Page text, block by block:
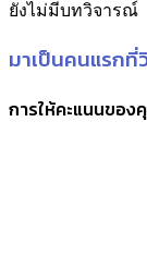
ยังไม่มีบทวิจารณ์
มาเป็นคนแรกที่
การให้คะแนนขอ